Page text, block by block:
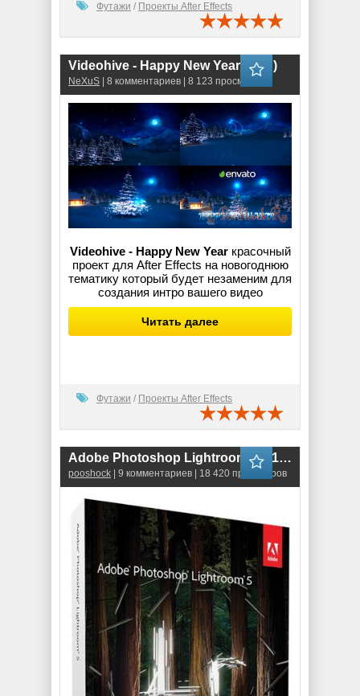
Футажи / Проекты After Effects
Videohive - Happy New Year (.aep)
NeXuS | 8 комментариев | 8 123 просмотров
Videohive - Happy New Yearкрасочный
проект для After Effects на новогоднюю
тематику который будет незаменим для
создания интро вашего видео
Читать далее
Футажи / Проекты After Effects
Adobe Photoshop Lightroom 5.7.1 RePack RUS
pooshock | 9 комментариев | 18 420 просмотров